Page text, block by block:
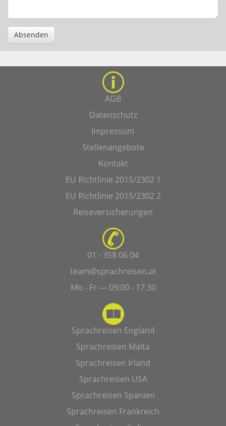
Absenden
AGB
Datenschutz
Impressum
Stellenangebote
Kontakt
EU Richtlinie 2015/2302 1
EU Richtlinie 2015/2302 2
Reiseversicherungen
01 - 358 06 04
team@sprachreisen.at
Mo - Fr — 09:00 - 17:30
Sprachreisen England
Sprachreisen Malta
Sprachreisen Irland
Sprachreisen USA
Sprachreisen Spanien
Sprachreisen Frankreich